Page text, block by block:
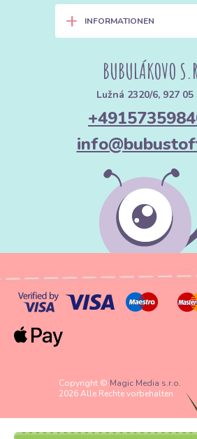
+ INFORMATIONEN
BUBULÁKOVO
Lužná 2320/6, 927 05
Copyright © Magic Media s.r.o.
2026 Alle Rechte vorbehalten